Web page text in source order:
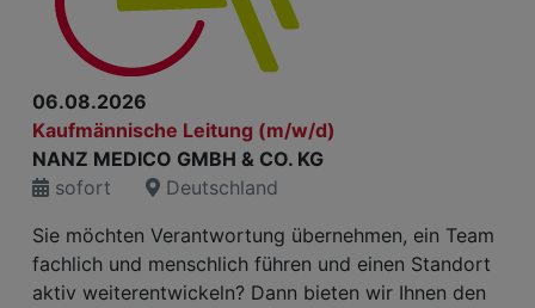
06.08.2026
Kaufmännische Leitung (m/w/d)
NANZ MEDICO GMBH & CO. KG
sofort
Deutschland
Sie möchten Verantwortung übernehmen, ein Team
fachlich und menschlich führen und einen Standort
aktiv weiterentwickeln? Dann bieten wir Ihnen den